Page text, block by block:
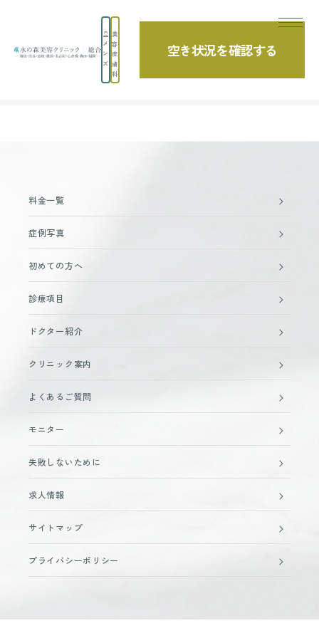
メ
ン
ズ
美
容
皮
膚
科
空き状況を確認する
料金一覧
症例写真
初めての方へ
診療項目
ドクター紹介
クリニック案内
よくあるご質問
モニター
失敗しないために
求人情報
サイトマップ
プライバシーポリシー